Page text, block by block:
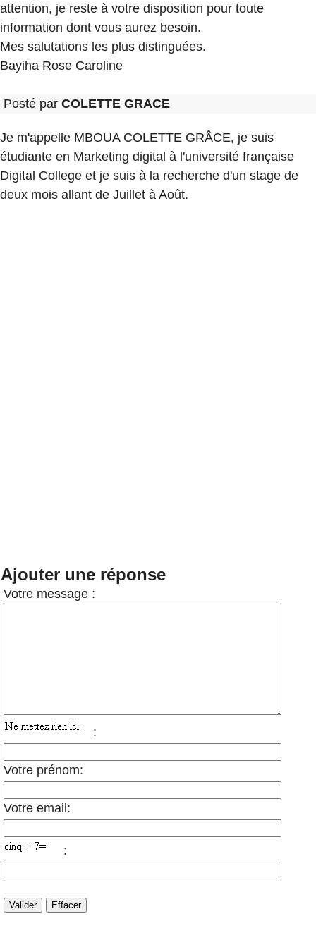
attention, je reste à votre disposition pour toute
information dont vous aurez besoin.
Mes salutations les plus distinguées.
Bayiha Rose Caroline
Posté par COLETTE GRACE
Je m'appelle MBOUA COLETTE GRÂCE, je suis
étudiante en Marketing digital à l'université française
Digital College et je suis à la recherche d'un stage de
deux mois allant de Juillet à Août.
Ajouter une réponse
Votre message :
:
Votre prénom:
Votre email:
: